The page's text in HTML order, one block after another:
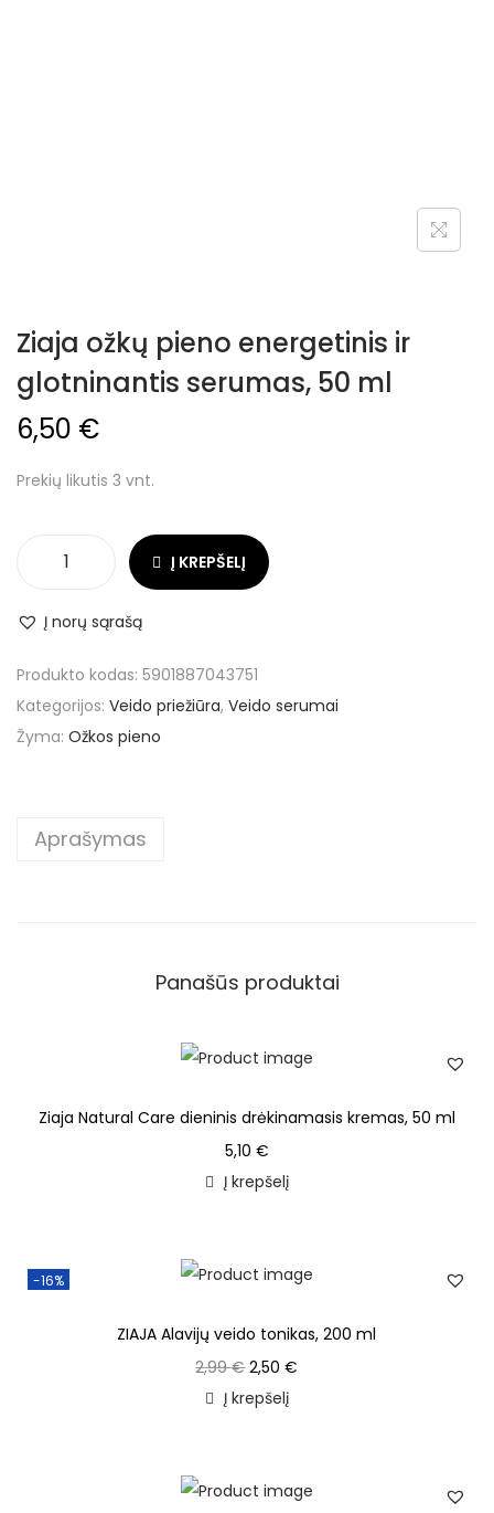
Ziaja ožkų pieno energetinis ir
glotninantis serumas, 50 ml
6,50 €
Prekių likutis 3 vnt.
Į KREPŠELĮ
Į norų sąrašą
Produkto kodas: 5901887043751
Kategorijos: Veido priežiūra, Veido serumai
Žyma: Ožkos pieno
Aprašymas
Panašūs produktai
Ziaja Natural Care dieninis drėkinamasis kremas, 50 ml
5,10 €
Į krepšelį
-16%
ZIAJA Alavijų veido tonikas, 200 ml
2,99€ 2,50€
Į krepšelį